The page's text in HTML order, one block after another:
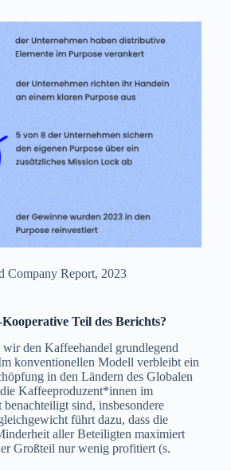
Company Report, 2023
Teil des Berichts?
den Kaffeehandel grundlegend
konventionellen Modell verbleibt ein
in den Ländern des Globalen
Kaffeeproduzent*innen im
sind, insbesondere
führt dazu, dass die
aller Beteiligten maximiert
Großteil nur wenig profitiert (s.